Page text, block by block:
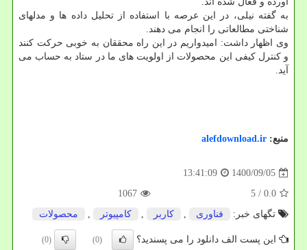
به گفته نیلی، در این عرصه با استفاده از تحلیل داده ها و مدلهای
شناختی مطالعاتی را انجام می دهند.
وی اظهار داشت: امیدواریم در این راه محققان به خوبی حرکت کنند
و کنترل کیفی این محصولات از اولویت های ما در ستاد به حساب می
آید.
منبع: alefdownload.ir
1400/09/05
13:41:09
0.0
/ 5
1067
تگهای خبر:
فناوری , كاربر , كامپیوتر , محصولات
این پست الف دانلود را می پسندید؟ (0)
(0)